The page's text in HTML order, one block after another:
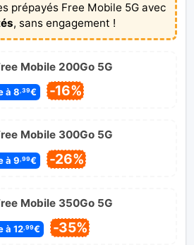
prépayés Free Mobile 5G avec
, sans engagement !
Mobile 200Go 5G
à 8 ,39€ -16%
Mobile 300Go 5G
à 9 ,99€ -26%
Mobile 350Go 5G
à 12,99€ -35%